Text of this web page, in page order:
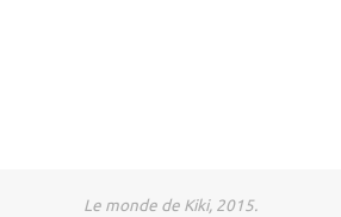
Le monde de Kiki, 2015.